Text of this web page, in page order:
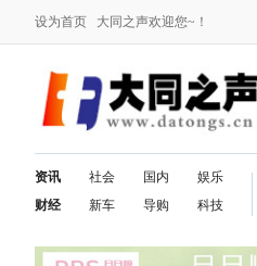
设为首页 大同之声欢迎您~！
资讯
财经
社会
新车
国内
导购
娱乐
科技